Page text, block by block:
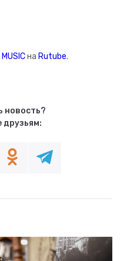
на Rutube.
новость?
друзьям: